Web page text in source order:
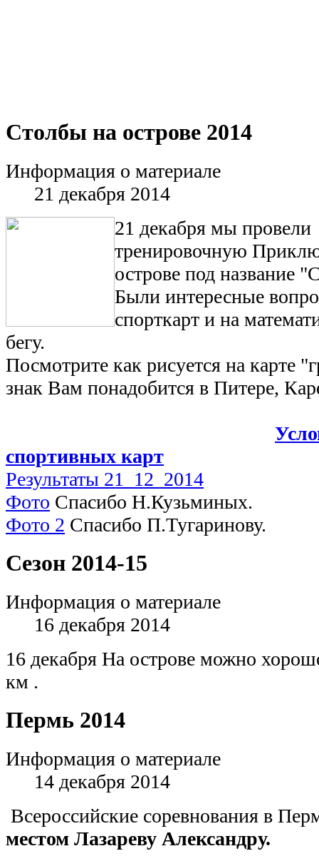
Столбы на острове 2014
Информация о материале
21 декабря 2014
21 декабря мы провели
тренировочную
острове под название
Были интересные
спорткарт и на
бегу.
Посмотрите как рисуется на карте
знак Вам понадобится в Питере,
спортивных карт
Результаты 21_12_2014
Фото Спасибо Н.Кузьминых.
Фото 2 Спасибо П.Тугаринову.
Сезон 2014-15
Информация о материале
16 декабря 2014
16 декабря На острове можно
км .
Пермь 2014
Информация о материале
14 декабря 2014
Всероссийские соревнования в
местом Лазареву Александру.